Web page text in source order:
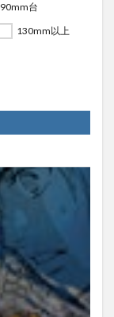
90mm台
130mm以上